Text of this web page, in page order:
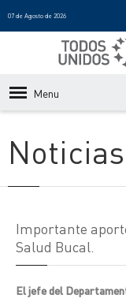
07 de Agosto de 2026
Menu
Noticias
Importante
Salud Bucal.
El jefe del